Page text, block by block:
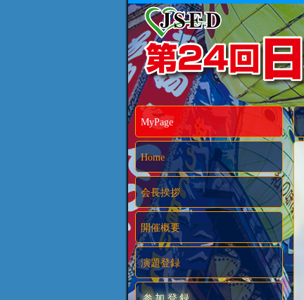
MyPage
Home
会長挨拶
開催概要
演題登録